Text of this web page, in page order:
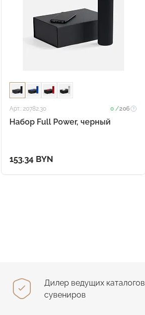
Арт.: 20782.30 0 /206
Набор Full Power, черный
153.34 BYN
Дилер ведущих каталогов
сувениров